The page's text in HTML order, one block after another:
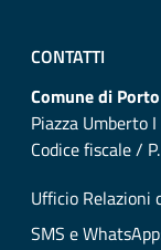
CONTATTI
Comune di
Piazza Umberto
Codice fiscale /
Ufficio Relazioni
SMS e